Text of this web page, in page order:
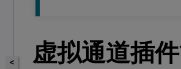
< 虚拟通道插